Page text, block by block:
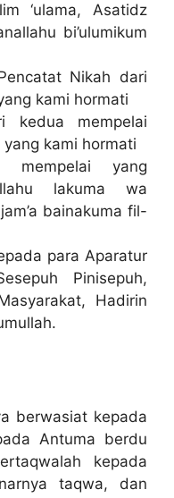
‘ulama, Asatidz
bi’ulumikum
Nikah dari
kami hormati
kedua mempelai
kami hormati
mempelai yang
lakuma wa
bainakuma fil-
para Aparatur
Pinisepuh,
Hadirin
berwasiat kepada
Antuma berdu
kepada
taqwa, dan